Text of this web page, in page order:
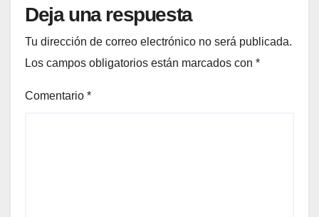
Deja una respuesta
Tu dirección de correo electrónico no será publicada.
Los campos obligatorios están marcados con *
Comentario *